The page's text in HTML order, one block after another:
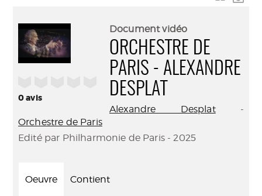
0avis
Document vidéo
ORCHESTRE DE
PARIS - ALEXANDRE
DESPLAT
Alexandre Desplat-
Orchestre de Paris
Edité par Philharmonie de Paris - 2025
Oeuvre Contient